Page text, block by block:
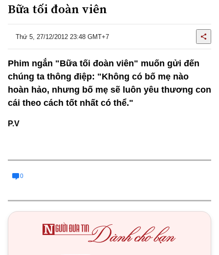
Bữa tối đoàn viên
Thứ 5, 27/12/2012 23:48 GMT+7
Phim ngắn "Bữa tối đoàn viên" muốn gửi đến
chúng ta thông điệp: "Không có bố mẹ nào
hoàn hảo, nhưng bố mẹ sẽ luôn yêu thương con
cái theo cách tốt nhất có thể."
P.V
0